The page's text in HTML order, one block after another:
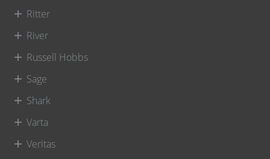
Ritter
River
Russell Hobbs
Sage
Shark
Varta
Veritas